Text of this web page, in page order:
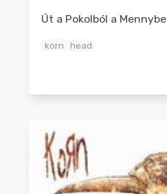
Út a Pokolból a Mennybe
korn head